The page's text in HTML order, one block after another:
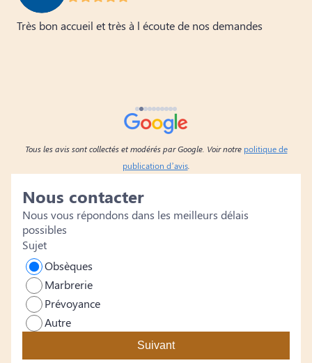
Très bon accueil et très à l écoute de nos demandes
Tous les avis sont collectés et modérés par Google. Voir notre politique de
publication d’avis.
Nous contacter
Nous vous répondons dans les meilleurs délais
possibles
Sujet
Obsèques
Marbrerie
Prévoyance
Autre
Suivant